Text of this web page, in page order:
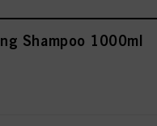
Shampoo 1000ml